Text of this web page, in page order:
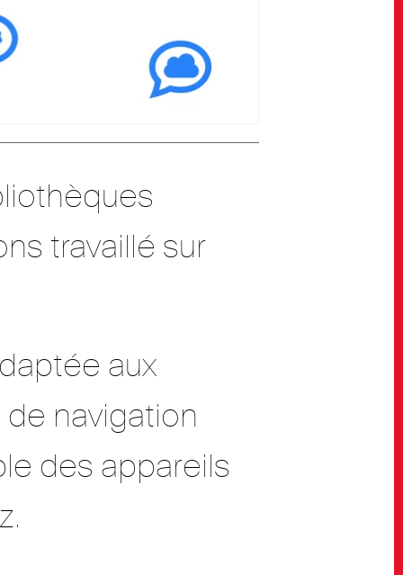
travaillé sur
aux
navigation
des appareils